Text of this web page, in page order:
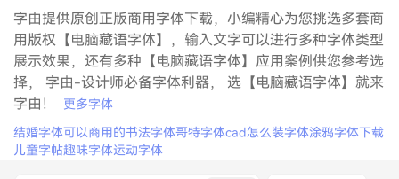
字由提供原创正版商用字体下载，小编精心为您挑选多套商
用版权【电脑藏语字体】，输入文字可以进行多种字体类型
展示效果，还有多种【电脑藏语字体】应用案例供您参考选
择， 字由-设计师必备字体利器， 选【电脑藏语字体】就来
字由！
更多字体
结婚字体可以商用的书法字体哥特字体cad怎么装字体涂鸦字体下载
儿童字帖趣味字体运动字体